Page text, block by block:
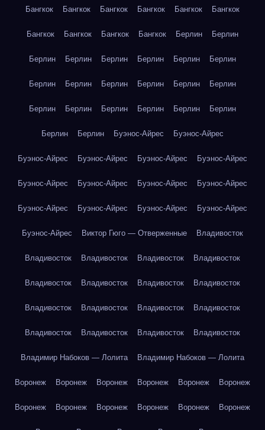
Бангкок Бангкок Бангкок Бангкок Бангкок Бангкок
Бангкок Бангкок Бангкок Бангкок Берлин Берлин
Берлин Берлин Берлин Берлин Берлин Берлин
Берлин Берлин Берлин Берлин Берлин Берлин
Берлин Берлин Берлин Берлин Берлин Берлин
Берлин Берлин Буэнос-Айрес Буэнос-Айрес
Буэнос-Айрес Буэнос-Айрес Буэнос-Айрес Буэнос-Айрес
Буэнос-Айрес Буэнос-Айрес Буэнос-Айрес Буэнос-Айрес
Буэнос-Айрес Буэнос-Айрес Буэнос-Айрес Буэнос-Айрес
Буэнос-Айрес Виктор Гюго — Отверженные Владивосток
Владивосток Владивосток Владивосток Владивосток
Владивосток Владивосток Владивосток Владивосток
Владивосток Владивосток Владивосток Владивосток
Владивосток Владивосток Владивосток Владивосток
Владимир Набоков — Лолита Владимир Набоков — Лолита
Воронеж Воронеж Воронеж Воронеж Воронеж Воронеж
Воронеж Воронеж Воронеж Воронеж Воронеж Воронеж